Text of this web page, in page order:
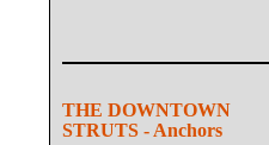
THE DOWNTOWN
STRUTS - Anchors